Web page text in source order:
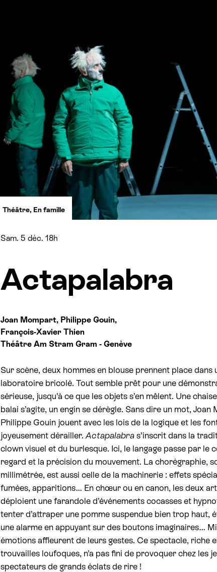
Théâtre, En famille
Sam. 5 déc. 18h
Actapalabra
Joan Mompart, Philippe Gouin,
François-Xavier Thien
Théâtre Am Stram Gram - Genève
Sur scène, deux hommes en blouse prennent place dans
laboratoire bricolé. Tout semble prêt pour une
sérieuse, jusqu’à ce que les objets s’en mêlent. Une
balai s’agite, un engin se dérègle. Sans dire un mot, Joan
Philippe Gouin jouent avec les lois de la logique et les
joyeusement dérailler. Actapalabra s’inscrit dans la
clown visuel et du burlesque. Ici, le langage passe par le
regard et la précision du mouvement. La chorégraphie,
millimétrée, est aussi celle de la machinerie : effets
fumées, apparitions… En chœur ou en canon, les deux
déploient une farandole d’événements cocasses et
tenter d’attraper une pomme suspendue bien trop haut,
une alarme en appuyant sur des boutons imaginaires…
émotions affleurent de leurs gestes. Ce spectacle, riche
trouvailles loufoques, n’a pas fini de provoquer chez les
spectateurs de grands éclats de rire !